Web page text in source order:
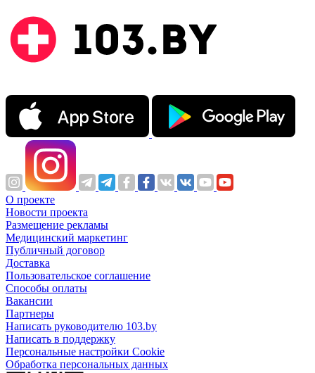
О проекте
Новости проекта
Размещение рекламы
Медицинский маркетинг
Публичный договор
Доставка
Пользовательское соглашение
Способы оплаты
Вакансии
Партнеры
Написать руководителю 103.by
Написать в поддержку
Персональные настройки Cookie
Обработка персональных данных